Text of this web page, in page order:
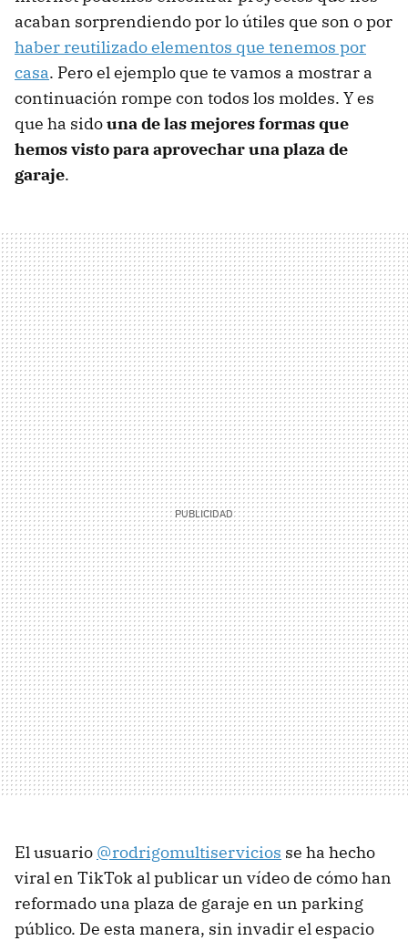
acaban sorprendiendo por lo útiles que son o por
haber reutilizado elementos que tenemos por
casa. Pero el ejemplo que te vamos a mostrar a
continuación rompe con todos los moldes. Y es
que ha sidouna de las mejores formas que
hemos visto para aprovechar una plaza de
garaje.
El usuario @rodrigomultiservicios se ha hecho
viral en TikTok al publicar un vídeo de cómo han
reformado una plaza de garaje en un parking
público. De esta manera, sin invadir el espacio